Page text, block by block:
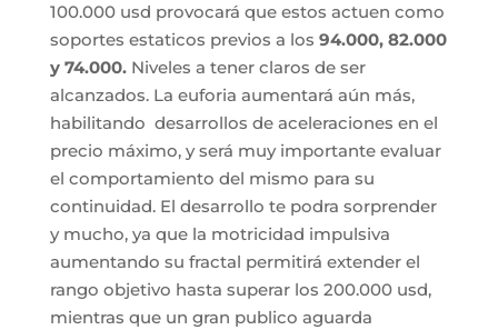
100.000 usd provocará que estos actuen como
soportes estaticos previos a los 94.000, 82.000
y 74.000.Niveles a tener claros de ser
alcanzados. La euforia aumentará aún más,
habilitando desarrollos de aceleraciones en el
precio máximo, y será muy importante evaluar
el comportamiento del mismo para su
continuidad. El desarrollo te podra sorprender
y mucho, ya que la motricidad impulsiva
aumentando su fractal permitirá extender el
rango objetivo hasta superar los 200.000 usd,
mientras que un gran publico aguarda